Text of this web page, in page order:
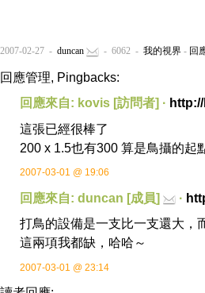
2007-02-27 - duncan - 6062 - 我的視界 - 回
回應管理, Pingbacks:
回應來自: kovis [訪問者] ·
這張已經很棒了
200 x 1.5也有300 算是鳥攝的起
2007-03-01 @ 19:06
回應來自: duncan [成員] ·
打鳥的設備是一支比一支還大，
這兩項我都缺，哈哈～
2007-03-01 @ 23:14